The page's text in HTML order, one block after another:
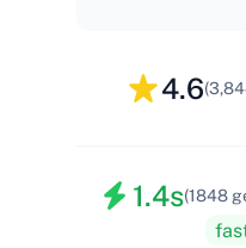
4.6
1.4s(1848